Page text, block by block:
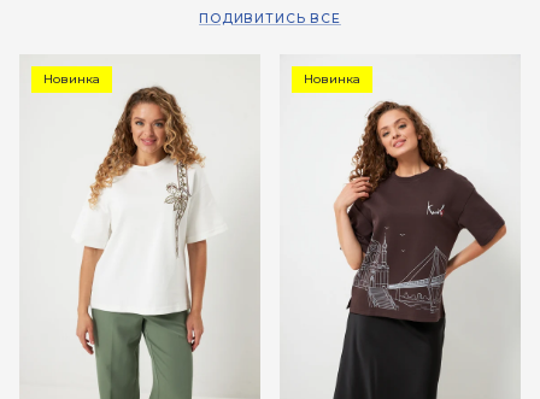
ПОДИВИТИСЬ ВСЕ
Новинка Новинка